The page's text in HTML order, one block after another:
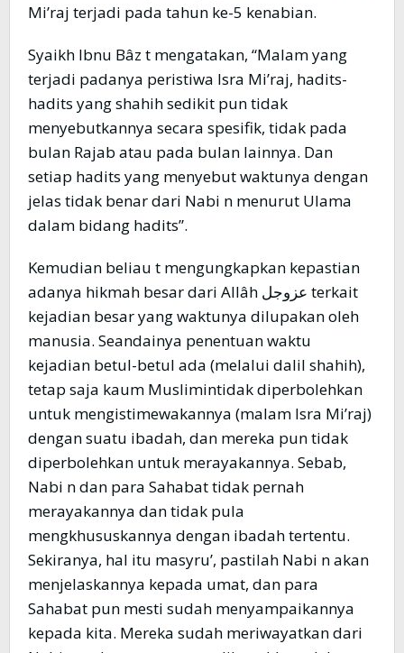
Mi’raj terjadi pada tahun ke-5 kenabian.
Syaikh Ibnu Bâz t mengatakan, “Malam yang
terjadi padanya peristiwa Isra Mi’raj, hadits-
hadits yang shahih sedikit pun tidak
menyebutkannya secara spesifik, tidak pada
bulan Rajab atau pada bulan lainnya. Dan
setiap hadits yang menyebut waktunya dengan
jelas tidak benar dari Nabi n menurut Ulama
dalam bidang hadits”.
Kemudian beliau t mengungkapkan kepastian
adanya hikmah besar dari Allâh عزوجل terkait
kejadian besar yang waktunya dilupakan oleh
manusia. Seandainya penentuan waktu
kejadian betul-betul ada (melalui dalil shahih),
tetap saja kaum Muslimintidak diperbolehkan
untuk mengistimewakannya (malam Isra Mi’raj)
dengan suatu ibadah, dan mereka pun tidak
diperbolehkan untuk merayakannya. Sebab,
Nabi n dan para Sahabat tidak pernah
merayakannya dan tidak pula
mengkhususkannya dengan ibadah tertentu.
Sekiranya, hal itu masyru’, pastilah Nabi n akan
menjelaskannya kepada umat, dan para
Sahabat pun mesti sudah menyampaikannya
kepada kita. Mereka sudah meriwayatkan dari